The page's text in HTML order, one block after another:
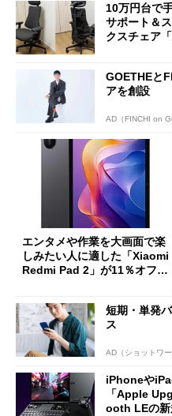
10万円台で
サポート＆
クスチェア
GOETHEと
アを創設
AD（FINCHI on
エンタメや作業を大画面で楽
しみたい人に適した「Xiaomi
Redmi Pad 2」が11％オフの
短期・単発
ス
AD（ショットワー
iPhoneや
「Apple
ooth LEの